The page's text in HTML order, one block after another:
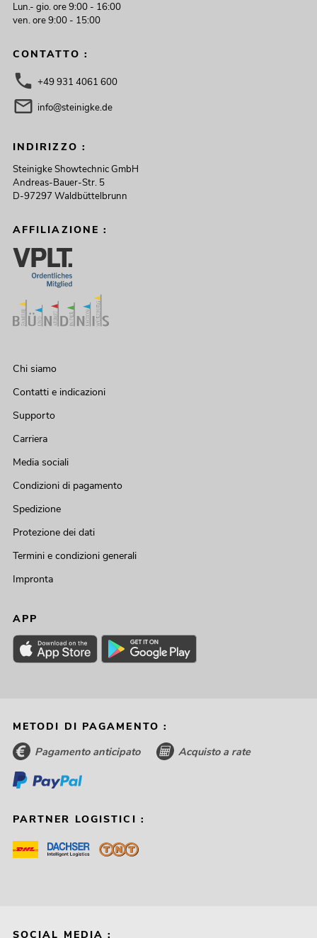
Lun.- gio. ore 9:00 - 16:00
ven. ore 9:00 - 15:00
CONTATTO :
+49 931 4061 600
info@steinigke.de
INDIRIZZO :
Steinigke Showtechnic GmbH
Andreas-Bauer-Str. 5
D-97297 Waldbüttelbrunn
AFFILIAZIONE :
Chi siamo
Contatti e indicazioni
Supporto
Carriera
Media sociali
Condizioni di pagamento
Spedizione
Protezione dei dati
Termini e condizioni generali
Impronta
APP
METODI DI PAGAMENTO :
Pagamento anticipato Acquisto a rate
PARTNER LOGISTICI :
SOCIAL MEDIA :